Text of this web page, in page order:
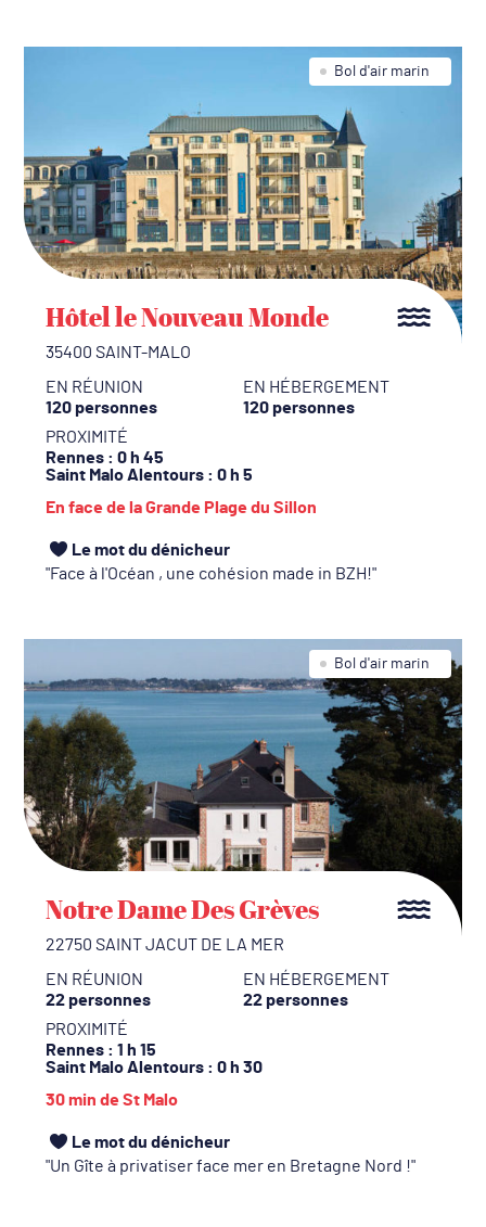
Bol d'air marin
Hôtel le Nouveau Monde
35400 SAINT-MALO
EN RÉUNION
120 personnes
EN HÉBERGEMENT
120 personnes
PROXIMITÉ
Rennes : 0 h 45
Saint Malo Alentours : 0 h 5
En face de la Grande Plage du Sillon
Le mot du dénicheur
Face à l'Océan , une cohésion made in BZH!
Bol d'air marin
Notre Dame Des Grèves
22750 SAINT JACUT DE LA MER
EN RÉUNION
22 personnes
EN HÉBERGEMENT
22 personnes
PROXIMITÉ
Rennes : 1 h 15
Saint Malo Alentours : 0 h 30
30 min de St Malo
Le mot du dénicheur
Un Gîte à privatiser face mer en Bretagne Nord !